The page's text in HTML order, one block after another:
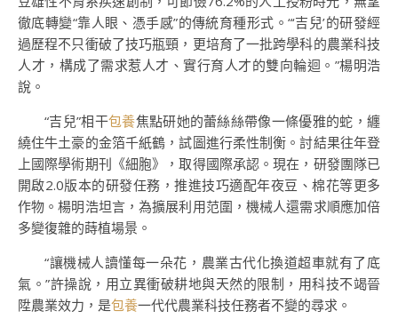
徹底轉變“靠人眼、憑手感”的傳統育種形式。“‘吉兒’的研發經
過歷程不只衝破了技巧瓶頸，更培育了一批跨學科的農業科技
人才，構成了需求惹人才、實行育人才的雙向輪迴。”楊明浩
說。
“吉兒”相干包養焦點研她的蕾絲絲帶像一條優雅的蛇，纏
繞住牛土豪的金箔千紙鶴，試圖進行柔性制衡。討結果往年登
上國際學術期刊《細胞》，取得國際承認。現在，研發團隊已
開啟2.0版本的研發任務，推進技巧適配年夜豆、棉花等更多
作物。楊明浩坦言，為擴展利用范圍，機械人還需求順應加倍
多變復雜的蒔植場景。
“讓機械人讀懂每一朵花，農業古代化換道超車就有了底
氣。”許操說，用立異衝破耕地與天然的限制，用科技不竭晉
陞農業效力，是包養一代代農業科技任務者不變的尋求。